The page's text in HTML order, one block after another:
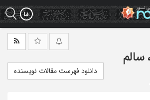
سالم
دانلود فهرست مقالات نویسنده